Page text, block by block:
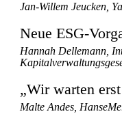
Jan-Willem Jeucken,
Neue ESG-
Hannah Dellemann,
„Wir warten
Malte Andes,